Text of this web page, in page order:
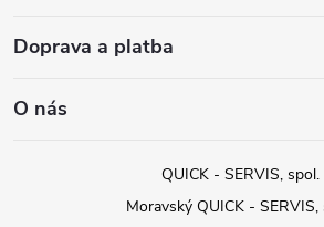
Doprava a platba
O nás
QUICK - SERVIS, spol.
Moravský QUICK - SERVIS,